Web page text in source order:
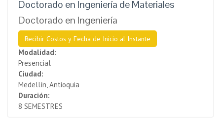
Doctorado en Ingeniería de Materiales
Doctorado en Ingeniería
Recibir Costos y Fecha de Inicio al Instante
Modalidad:
Presencial
Ciudad:
Medellín, Antioquia
Duración:
8 SEMESTRES